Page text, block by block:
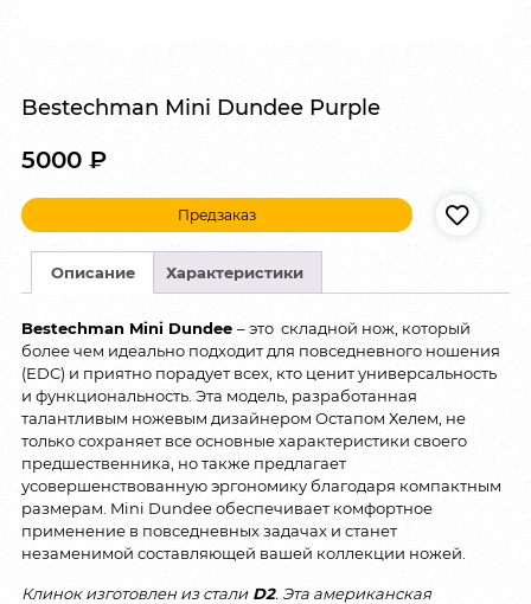
Bestechman Mini Dundee Purple
5000 ₽
Предзаказ
Описание Характеристики
Bestechman Mini Dundee – это складной нож, который
более чем идеально подходит для повседневного ношения
(EDC) и приятно порадует всех, кто ценит универсальность
и функциональность. Эта модель, разработанная
талантливым ножевым дизайнером Остапом Хелем, не
только сохраняет все основные характеристики своего
предшественника, но также предлагает
усовершенствованную эргономику благодаря компактным
размерам. Mini Dundee обеспечивает комфортное
применение в повседневных задачах и станет
незаменимой составляющей вашей коллекции ножей.
Клинок изготовлен из сталиD2. Эта американская